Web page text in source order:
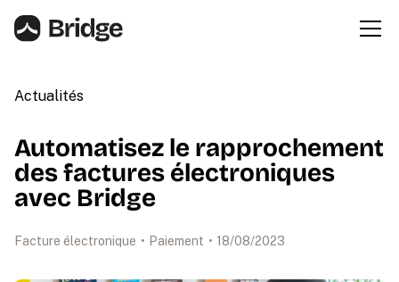
Actualités
Automatisez le rapprochement
des factures électroniques
avec Bridge
Facture électronique • Paiement • 18/08/2023